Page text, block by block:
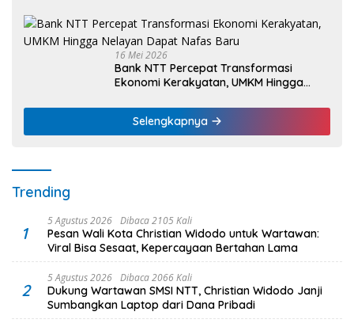
Weetebula
16 Mei 2026
Bank NTT Percepat Transformasi
Ekonomi Kerakyatan, UMKM Hingga
Selengkapnya
Trending
1
5 Agustus 2026 Dibaca 2105 Kali
Pesan Wali Kota Christian Widodo untuk Wartawan:
Viral Bisa Sesaat, Kepercayaan Bertahan Lama
2
5 Agustus 2026 Dibaca 2066 Kali
Dukung Wartawan SMSI NTT, Christian Widodo Janji
Sumbangkan Laptop dari Dana Pribadi